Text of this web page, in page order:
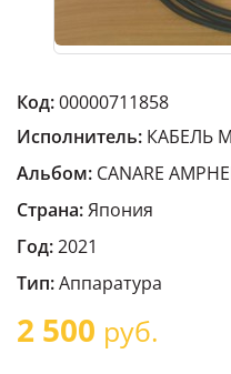
Код:00000711858
Исполнитель: КАБЕЛЬ
Альбом: CANARE
Страна:Япония
Год:2021
Тип:Аппаратура
2 500 руб.